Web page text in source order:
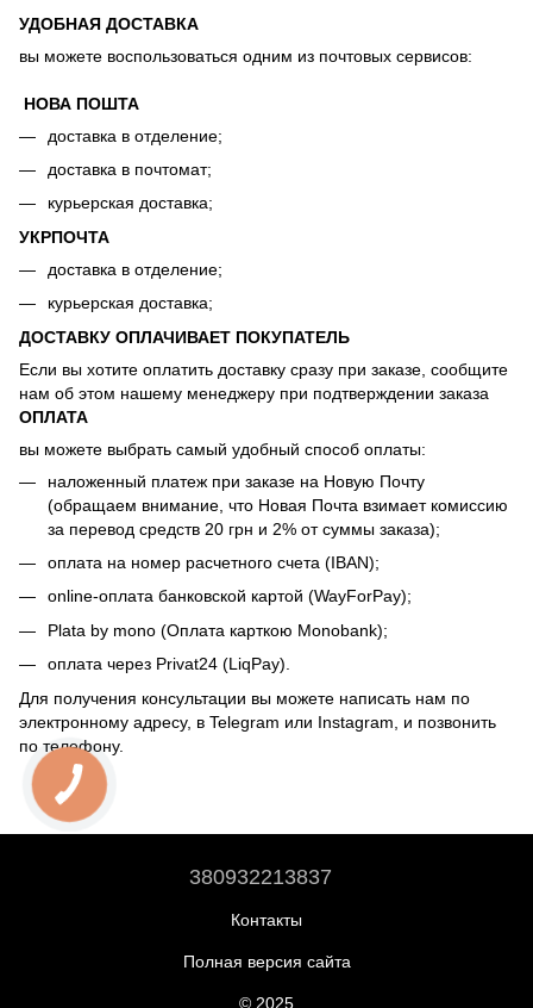
УДОБНАЯ ДОСТАВКА
вы можете воспользоваться одним из почтовых сервисов:
НОВА ПОШТА
доставка в отделение;
доставка в почтомат;
курьерская доставка;
УКРПОЧТА
доставка в отделение;
курьерская доставка;
ДОСТАВКУ ОПЛАЧИВАЕТ ПОКУПАТЕЛЬ
Если вы хотите оплатить доставку сразу при заказе, сообщите
нам об этом нашему менеджеру при подтверждении заказа
ОПЛАТА
вы можете выбрать самый удобный способ оплаты:
наложенный платеж при заказе на Новую Почту
(обращаем внимание, что Новая Почта взимает комиссию
за перевод средств 20 грн и 2% от суммы заказа);
оплата на номер расчетного счета (IBAN);
online-оплата банковской картой (WayForPay);
Plata by mono (Оплата карткою Monobank);
оплата через Privat24 (LiqPay).
Для получения консультации вы можете написать нам по
электронному адресу, в Telegram или Instagram, и позвонить
по телефону.
380932213837
Контакты
Полная версия сайта
© 2025